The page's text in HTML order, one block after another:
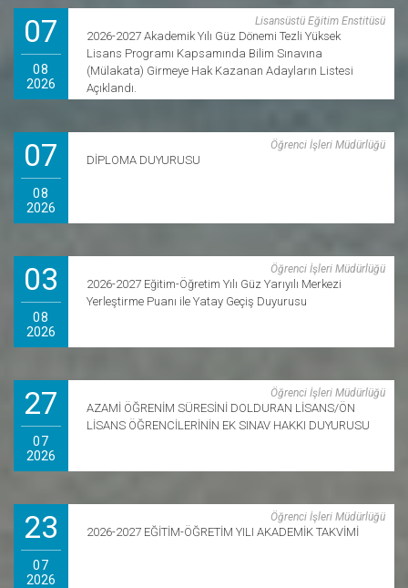
07
08
2026
Lisansüstü Eğitim Enstitüsü
2026-2027 Akademik Yılı Güz Dönemi Tezli Yüksek
Lisans Programı Kapsamında Bilim Sınavına
(Mülakata) Girmeye Hak Kazanan Adayların Listesi
Açıklandı.
07
08
2026
Öğrenci İşleri Müdürlüğü
DİPLOMA DUYURUSU
03
08
2026
Öğrenci İşleri Müdürlüğü
2026-2027 Eğitim-Öğretim Yılı Güz Yarıyılı Merkezi
Yerleştirme Puanı ile Yatay Geçiş Duyurusu
27
07
2026
Öğrenci İşleri Müdürlüğü
AZAMİ ÖĞRENİM SÜRESİNİ DOLDURAN LİSANS/ÖN
LİSANS ÖĞRENCİLERİNİN EK SINAV HAKKI DUYURUSU
23
07
2026
Öğrenci İşleri Müdürlüğü
2026-2027 EĞİTİM-ÖĞRETİM YILI AKADEMİK TAKVİMİ